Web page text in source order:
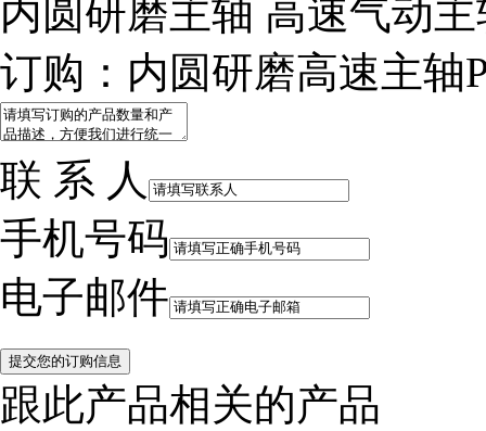
内圆研磨主轴 高速气动
订购：内圆研磨高速主轴
联 系 人
手机号码
电子邮件
跟此产品相关的产品